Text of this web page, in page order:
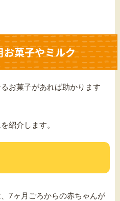
菓子やミルク
お菓子があれば助かります
紹介します。
7ヶ月ごろからの赤ちゃんが